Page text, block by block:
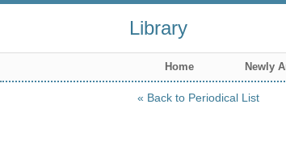
Library
Home Newly
Back to Periodical List